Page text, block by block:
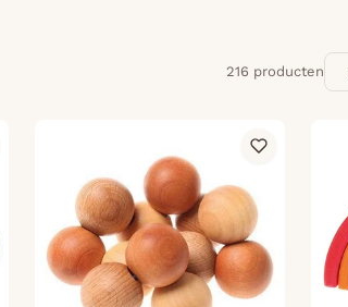
216 producten